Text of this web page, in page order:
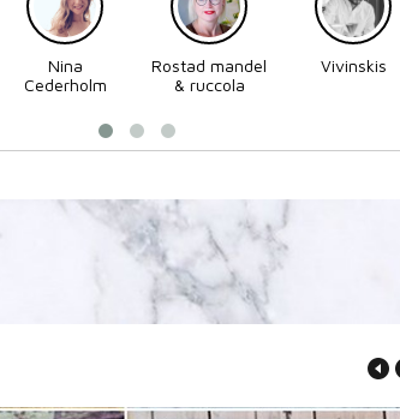
Nina
Cederholm
Rostad mandel
& ruccola
Vivinskis